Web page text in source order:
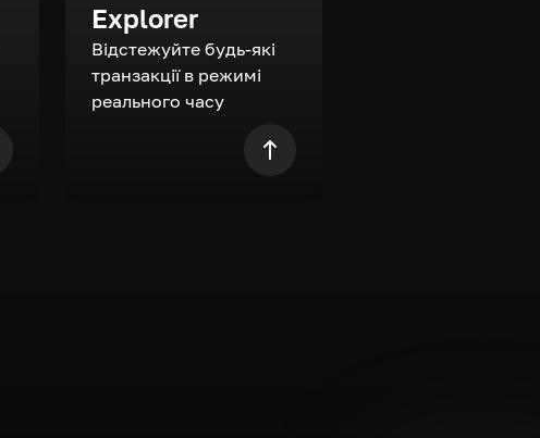
Explorer
Відстежуйте будь-які
транзакції в режимі
реального часу